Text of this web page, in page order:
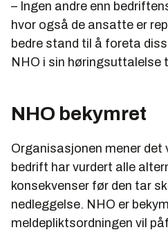
– Ingen andre enn
hvor også de ansatte er
bedre stand til å foreta
NHO i sin høringsuttalelse
NHO bekymret
Organisasjonen mener
bedrift har vurdert alle
konsekvenser før den tar
nedleggelse. NHO er
meldepliktsordningen vil